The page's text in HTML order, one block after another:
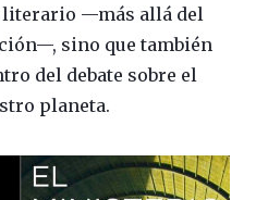
—más allá del
sino que también
del debate sobre el
planeta.